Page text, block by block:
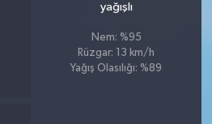
yağışlı
Nem: %95
Rüzgar: 13 km/h
Yağış Olasılığı: %89